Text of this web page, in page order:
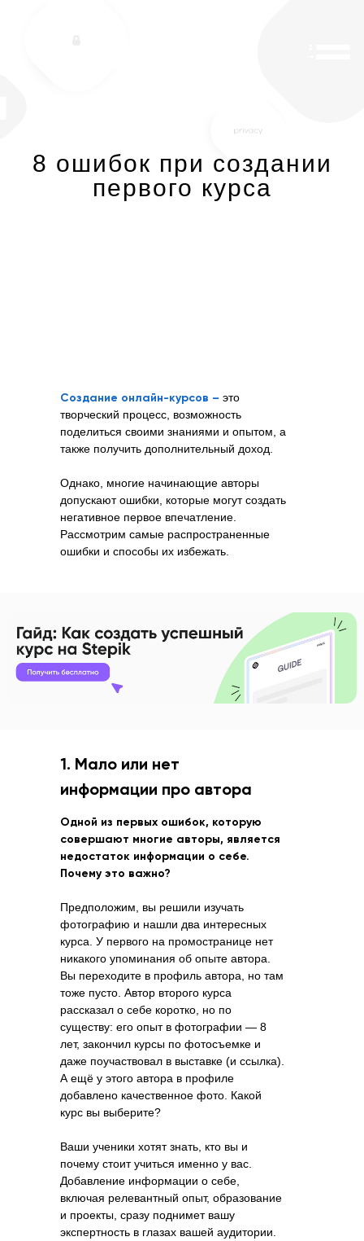
8 ошибок при создании
первого курса
Создание онлайн-курсов – это
творческий процесс, возможность
поделиться своими знаниями и опытом, а
также получить дополнительный доход.
Однако, многие начинающие авторы
допускают ошибки, которые могут создать
негативное первое впечатление.
Рассмотрим самые распространенные
ошибки и способы их избежать.
Одной из первых ошибок, которую
совершают многие авторы, является
недостаток информации о себе.
Почему это важно?
Предположим, вы решили изучать
фотографию и нашли два интересных
курса. У первого на промостранице нет
никакого упоминания об опыте автора.
Вы переходите в профиль автора, но там
тоже пусто. Автор второго курса
рассказал о себе коротко, но по
существу: его опыт в фотографии — 8
лет, закончил курсы по фотосъемке и
даже поучаствовал в выставке (и ссылка).
А ещё у этого автора в профиле
добавлено качественное фото. Какой
курс вы выберите?
Ваши ученики хотят знать, кто вы и
почему стоит учиться именно у вас.
Добавление информации о себе,
включая релевантный опыт, образование
и проекты, сразу поднимет вашу
экспертность в глазах вашей аудитории.
1. Мало или нет
информации про автора